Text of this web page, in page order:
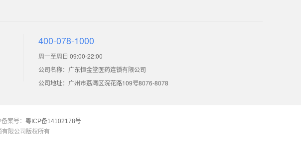
400-078-1000
周一至周日 09:00-22:00
公司名称：广东恒金堂医药连锁有限公司
公司地址：广州市荔湾区浣花路109号8076-8078
案号： 粤ICP备14102178号
限公司版权所有